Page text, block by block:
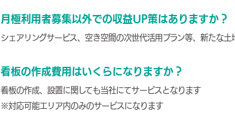
月極利用者募集以外での収益UP策はありますか？
シェアリングサービス、空き空間の次世代活用プラン等、新たな
看板の作成費用はいくらになりますか？
看板の作成、設置に関しても当社にてサービスとなります
※対応可能エリア内のみのサービスになります